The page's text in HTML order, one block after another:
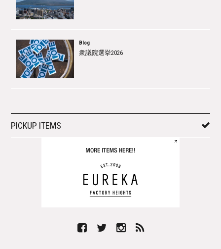
Blog
衆議院選挙2026
PICKUP ITEMS